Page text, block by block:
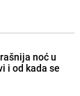
noć u
i od kada se